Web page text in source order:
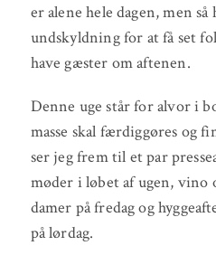
er alene hele dagen, men
undskyldning for at få set
have gæster om aftenen.
Denne uge står for alvor i
masse skal færdiggøres og
ser jeg frem til et par
møder i løbet af ugen, vino
damer på fredag og
på lørdag.